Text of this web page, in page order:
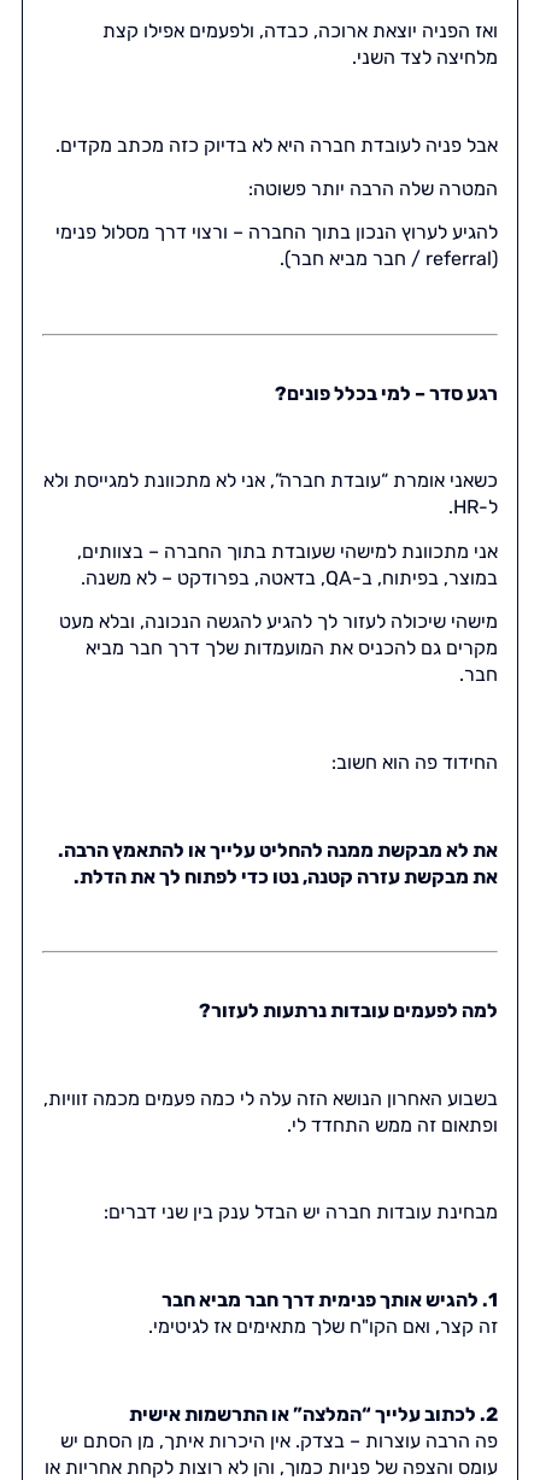
ואז הפניה יוצאת ארוכה, כבדה, ולפעמים אפילו קצת
מלחיצה לצד השני.
אבל פניה לעובדת חברה היא לא בדיוק כזה מכתב מקדים.
המטרה שלה הרבה יותר פשוטה:
להגיע לערוץ הנכון בתוך החברה – ורצוי דרך מסלול פנימי
(referral / חבר מביא חבר).
רגע סדר – למי בכלל פונים?
כשאני אומרת “עובדת חברה”, אני לא מתכוונת למגייסת ולא
ל-HR.
אני מתכוונת למישהי שעובדת בתוך החברה – בצוותים,
במוצר, בפיתוח, ב-QA, בדאטה, בפרודקט – לא משנה.
מישהי שיכולה לעזור לך להגיע להגשה הנכונה, ובלא מעט
מקרים גם להכניס את המועמדות שלך דרך חבר מביא
חבר.
החידוד פה הוא חשוב:
את לא מבקשת ממנה להחליט עלייך או להתאמץ הרבה.
את מבקשת עזרה קטנה, נטו כדי לפתוח לך את הדלת.
למה לפעמים עובדות נרתעות לעזור?
בשבוע האחרון הנושא הזה עלה לי כמה פעמים מכמה זוויות,
ופתאום זה ממש התחדד לי.
מבחינת עובדות חברה יש הבדל ענק בין שני דברים:
1. להגיש אותך פנימית דרך חבר מביא חבר
זה קצר, ואם הקו"ח שלך מתאימים אז לגיטימי.
2. לכתוב עלייך “המלצה” או התרשמות אישית
פה הרבה עוצרות – בצדק. אין היכרות איתך, מן הסתם יש
עומס והצפה של פניות כמוך, והן לא רוצות לקחת אחריות או